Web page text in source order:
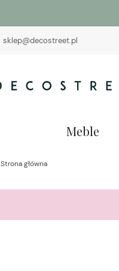
sklep@decostreet.pl
Meble
Strona główna